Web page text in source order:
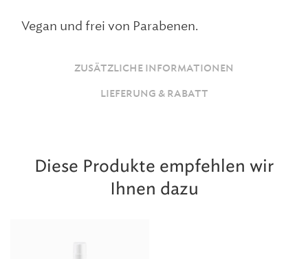
Vegan und frei von Parabenen.
ZUSÄTZLICHE INFORMATIONEN
LIEFERUNG & RABATT
Diese Produkte empfehlen wir
Ihnen dazu